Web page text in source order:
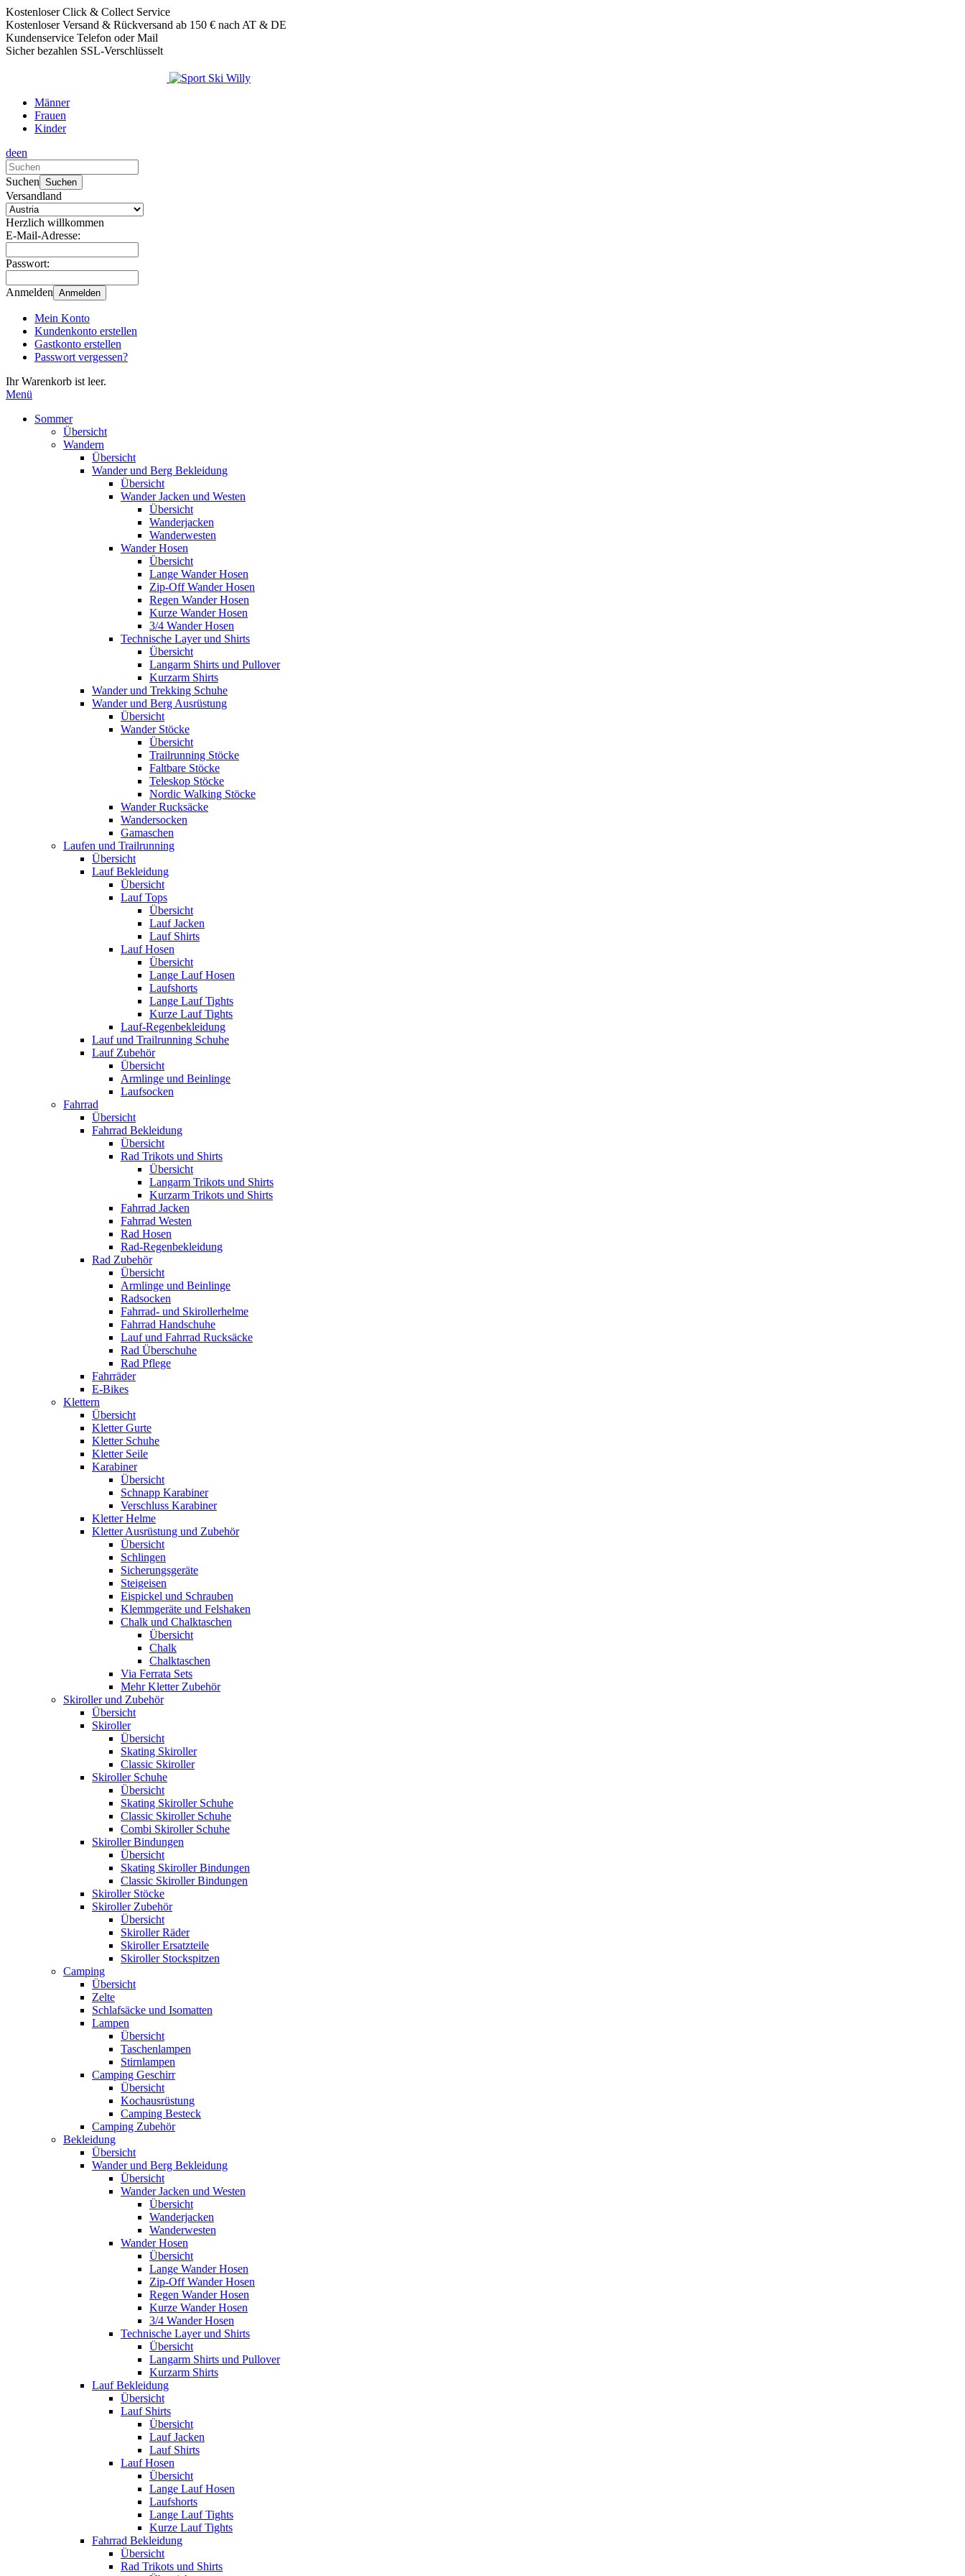
Kostenloser Click & Collect Service
Kostenloser Versand & Rückversand ab 150 € nach AT & DE
Kundenservice Telefon oder Mail
Sicher bezahlen SSL-Verschlüsselt
Männer
Frauen
Kinder
deen
die
nach
oben
unten,
um
das
können
Touch-
und
Streichgesten
verwenden.
Suchen Suchen
Versandland
Herzlich willkommen
E-Mail-Adresse:
Passwort:
Anmelden Anmelden
Mein Konto
Kundenkonto erstellen
Gastkonto erstellen
Passwort vergessen?
Ihr Warenkorb ist leer.
Menü
Sommer
Übersicht
Wandern
Übersicht
Wander und Berg Bekleidung
Übersicht
Wander Jacken und Westen
Übersicht
Wanderjacken
Wanderwesten
Wander Hosen
Übersicht
Lange Wander Hosen
Zip-Off Wander Hosen
Regen Wander Hosen
Kurze Wander Hosen
3/4 Wander Hosen
Technische Layer und Shirts
Übersicht
Langarm Shirts und Pullover
Kurzarm Shirts
Wander und Trekking Schuhe
Wander und Berg Ausrüstung
Übersicht
Wander Stöcke
Übersicht
Trailrunning Stöcke
Faltbare Stöcke
Teleskop Stöcke
Nordic Walking Stöcke
Wander Rucksäcke
Wandersocken
Gamaschen
Laufen und Trailrunning
Übersicht
Lauf Bekleidung
Übersicht
Lauf Tops
Übersicht
Lauf Jacken
Lauf Shirts
Lauf Hosen
Übersicht
Lange Lauf Hosen
Laufshorts
Lange Lauf Tights
Kurze Lauf Tights
Lauf-Regenbekleidung
Lauf und Trailrunning Schuhe
Lauf Zubehör
Übersicht
Armlinge und Beinlinge
Laufsocken
Fahrrad
Übersicht
Fahrrad Bekleidung
Übersicht
Rad Trikots und Shirts
Übersicht
Langarm Trikots und Shirts
Kurzarm Trikots und Shirts
Fahrrad Jacken
Fahrrad Westen
Rad Hosen
Rad-Regenbekleidung
Rad Zubehör
Übersicht
Armlinge und Beinlinge
Radsocken
Fahrrad- und Skirollerhelme
Fahrrad Handschuhe
Lauf und Fahrrad Rucksäcke
Rad Überschuhe
Rad Pflege
Fahrräder
E-Bikes
Klettern
Übersicht
Kletter Gurte
Kletter Schuhe
Kletter Seile
Karabiner
Übersicht
Schnapp Karabiner
Verschluss Karabiner
Kletter Helme
Kletter Ausrüstung und Zubehör
Übersicht
Schlingen
Sicherungsgeräte
Steigeisen
Eispickel und Schrauben
Klemmgeräte und Felshaken
Chalk und Chalktaschen
Übersicht
Chalk
Chalktaschen
Via Ferrata Sets
Mehr Kletter Zubehör
Skiroller und Zubehör
Übersicht
Skiroller
Übersicht
Skating Skiroller
Classic Skiroller
Skiroller Schuhe
Übersicht
Skating Skiroller Schuhe
Classic Skiroller Schuhe
Combi Skiroller Schuhe
Skiroller Bindungen
Übersicht
Skating Skiroller Bindungen
Classic Skiroller Bindungen
Skiroller Stöcke
Skiroller Zubehör
Übersicht
Skiroller Räder
Skiroller Ersatzteile
Skiroller Stockspitzen
Camping
Übersicht
Zelte
Schlafsäcke und Isomatten
Lampen
Übersicht
Taschenlampen
Stirnlampen
Camping Geschirr
Übersicht
Kochausrüstung
Camping Besteck
Camping Zubehör
Bekleidung
Übersicht
Wander und Berg Bekleidung
Übersicht
Wander Jacken und Westen
Übersicht
Wanderjacken
Wanderwesten
Wander Hosen
Übersicht
Lange Wander Hosen
Zip-Off Wander Hosen
Regen Wander Hosen
Kurze Wander Hosen
3/4 Wander Hosen
Technische Layer und Shirts
Übersicht
Langarm Shirts und Pullover
Kurzarm Shirts
Lauf Bekleidung
Übersicht
Lauf Shirts
Übersicht
Lauf Jacken
Lauf Shirts
Lauf Hosen
Übersicht
Lange Lauf Hosen
Laufshorts
Lange Lauf Tights
Kurze Lauf Tights
Fahrrad Bekleidung
Übersicht
Rad Trikots und Shirts